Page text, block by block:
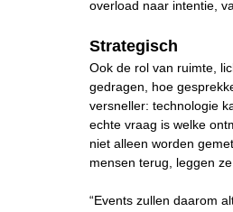
overload naar intentie,
Strategisch
Ook de rol van ruimte,
gedragen, hoe
versneller: technologie
echte vraag is welke
niet alleen worden
mensen terug, leggen
“Events zullen daarom